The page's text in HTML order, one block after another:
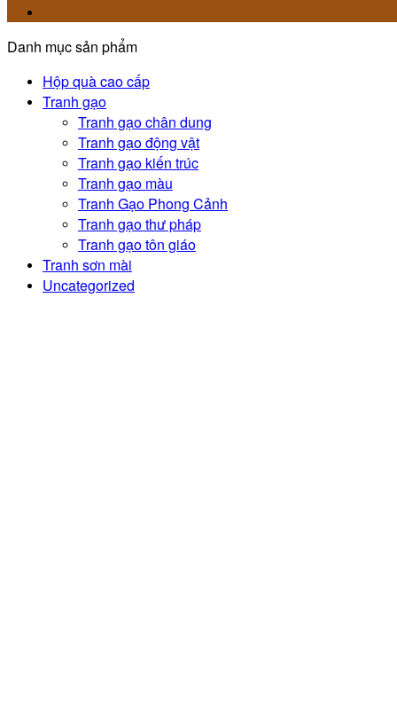
Danh mục sản phẩm
Hộp quà cao cấp
Tranh gạo
Tranh gạo chân dung
Tranh gạo động vật
Tranh gạo kiến trúc
Tranh gạo màu
Tranh Gạo Phong Cảnh
Tranh gạo thư pháp
Tranh gạo tôn giáo
Tranh sơn mài
Uncategorized